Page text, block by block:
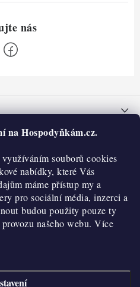
na Hospodyňkám.cz.
souborů cookies
nabídky, které Vás
máme přístup my a
pro sociální média, inzerci a
budou použity pouze ty
našeho webu. Více